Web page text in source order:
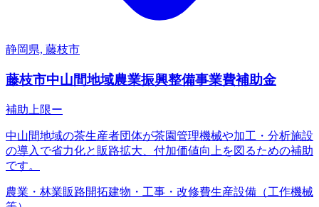
静岡県, 藤枝市
藤枝市中山間地域農業振興整備事業費補助金
補助上限ー
中山間地域の茶生産者団体が茶園管理機械や加工・分析施設
の導入で省力化と販路拡大、付加価値向上を図るための補助
です。
農業・林業販路開拓建物・工事・改修費生産設備（工作機械